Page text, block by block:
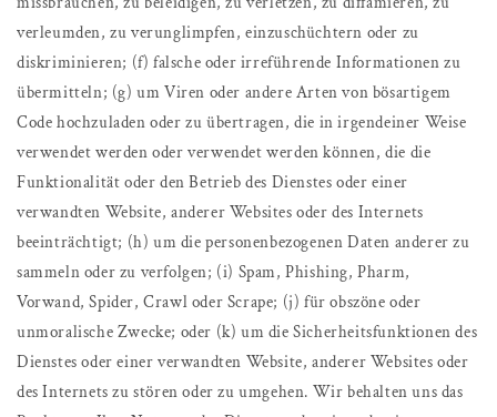
verleumden, zu verunglimpfen, einzuschüchtern oder zu
diskriminieren; (f) falsche oder irreführende Informationen zu
übermitteln; (g) um Viren oder andere Arten von bösartigem
Code hochzuladen oder zu übertragen, die in irgendeiner Weise
verwendet werden oder verwendet werden können, die die
Funktionalität oder den Betrieb des Dienstes oder einer
verwandten Website, anderer Websites oder des Internets
beeinträchtigt; (h) um die personenbezogenen Daten anderer zu
sammeln oder zu verfolgen; (i) Spam, Phishing, Pharm,
Vorwand, Spider, Crawl oder Scrape; (j) für obszöne oder
unmoralische Zwecke; oder (k) um die Sicherheitsfunktionen des
Dienstes oder einer verwandten Website, anderer Websites oder
des Internets zu stören oder zu umgehen. Wir behalten uns das